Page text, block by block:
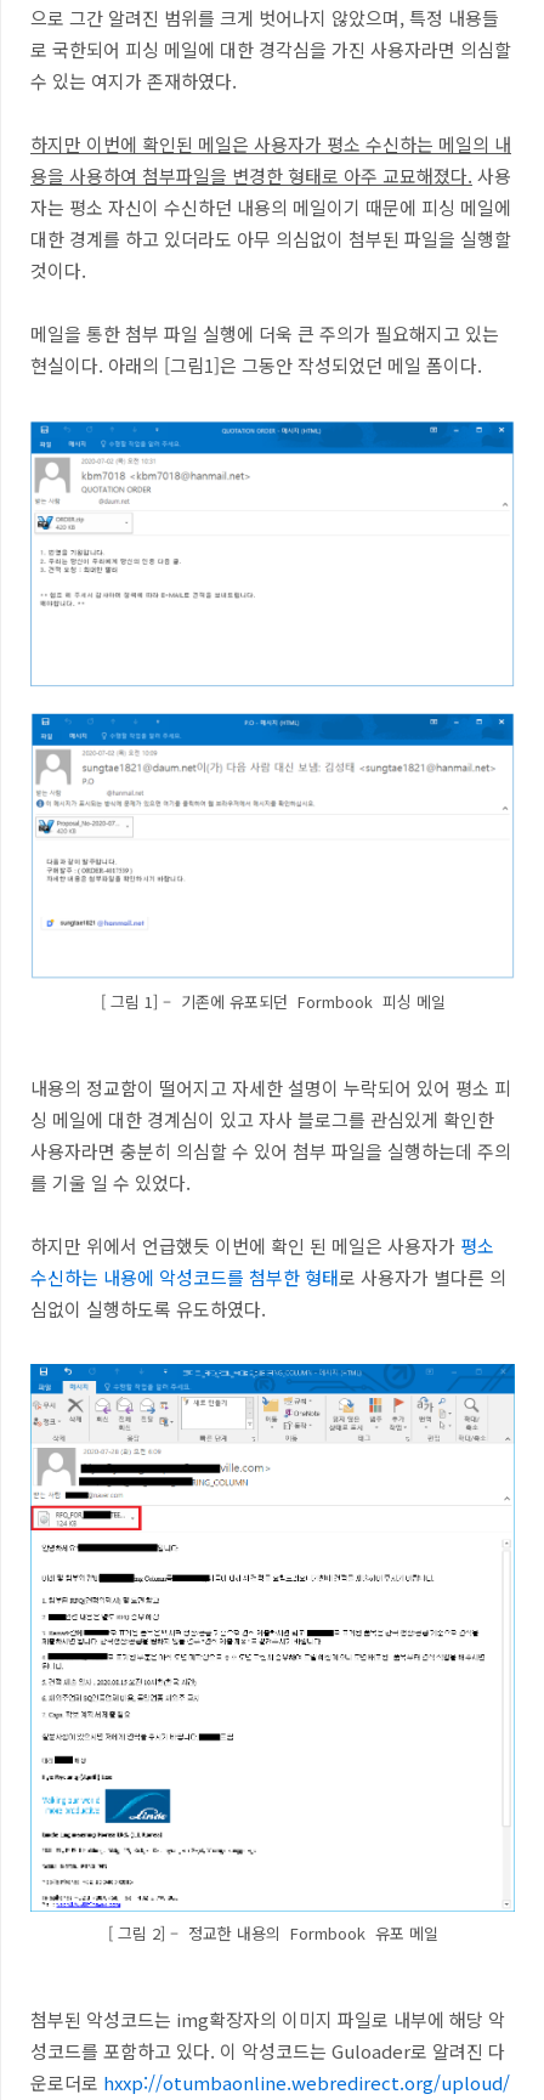
으로 그간 알려진 범위를 크게 벗어나지 않았으며, 특정 내용들
로 국한되어 피싱 메일에 대한 경각심을 가진 사용자라면 의심할
수 있는 여지가 존재하였다.
하지만 이번에 확인된 메일은 사용자가 평소 수신하는 메일의 내
용을 사용하여 첨부파일을 변경한 형태로 아주 교묘해졌다. 사용
자는 평소 자신이 수신하던 내용의 메일이기 때문에 피싱 메일에
대한 경계를 하고 있더라도 아무 의심없이 첨부된 파일을 실행할
것이다.
메일을 통한 첨부 파일 실행에 더욱 큰 주의가 필요해지고 있는
현실이다. 아래의 [그림1]은 그동안 작성되었던 메일 폼이다.
[ 그림 1] – 기존에 유포되던 Formbook 피싱 메일
내용의 정교함이 떨어지고 자세한 설명이 누락되어 있어 평소 피
싱 메일에 대한 경계심이 있고 자사 블로그를 관심있게 확인한
사용자라면 충분히 의심할 수 있어 첨부 파일을 실행하는데 주의
를 기울 일 수 있었다.
하지만 위에서 언급했듯 이번에 확인 된 메일은 사용자가 평소
수신하는 내용에 악성코드를 첨부한 형태로 사용자가 별다른 의
심없이 실행하도록 유도하였다.
[ 그림 2] – 정교한 내용의 Formbook 유포 메일
첨부된 악성코드는 img확장자의 이미지 파일로 내부에 해당 악
성코드를 포함하고 있다. 이 악성코드는 Guloader로 알려진 다
운로더로 hxxp://otumbaonline.webredirect.org/uploud/